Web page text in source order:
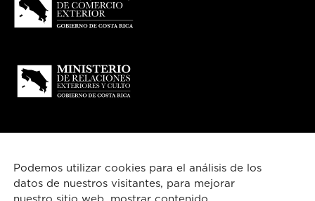
Podemos utilizar cookies para el análisis de los
datos de nuestros visitantes, para mejorar